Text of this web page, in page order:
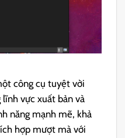
công cụ tuyệt vời
vực xuất bản và
năng mạnh mẽ, khả
hợp mượt mà với